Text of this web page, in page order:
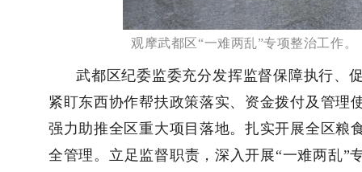
观摩武都区“一难两乱”专项整治工作。
武都区纪委监委充分发挥监督保障执行、
紧盯东西协作帮扶政策落实、资金拨付及管理
强力助推全区重大项目落地。扎实开展全区粮
全管理。立足监督职责，深入开展“一难两乱”